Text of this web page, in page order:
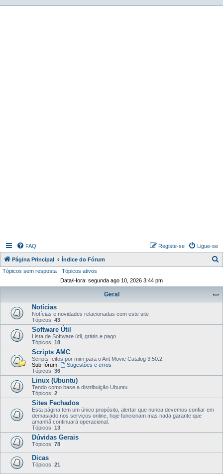
FAQ Ligue-se
Registe-se
Página Principal Índice do Fórum
Tópicos sem resposta
Tópicos ativos
Data/Hora: segunda ago 10, 2026 3:44 pm
Geral
Notícias
Notícias e novidades relacionadas com este site
Tópicos: 43
Software Útil
Lista de Software útil, grátis e pago.
Tópicos: 18
Scripts AMC
Scripts feitos por mim para o Ant Movie Catalog 3.50.2
Sub-fórum:
Sugestões e erros
Tópicos: 36
Linux (Ubuntu)
Tendo como base a distribuição Ubuntu
Tópicos: 2
Sites Fechados
Esta página tem um único propósito, alertar que nunca devemos confiar em
demasiado nos serviços online, hoje funcionam mas nada garante que
amanhã continuará operacional.
Tópicos: 13
Dúvidas Gerais
Tópicos: 78
Dicas
Tópicos: 21